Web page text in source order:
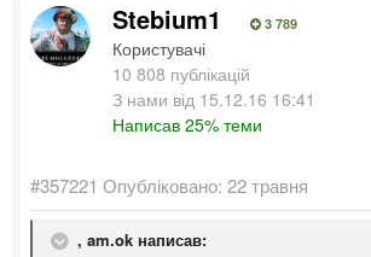
Stebium1 3 789
Користувачі
10 808 публікацій
З нами від 15.12.16 16:41
Написав 25% теми
#357221 Опубліковано: 22 травня
, am.ok написав: